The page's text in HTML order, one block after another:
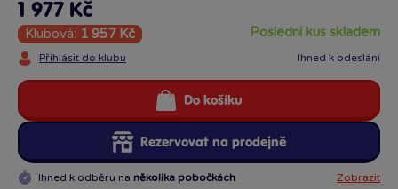
1 977 Kč
Klubová: 1 957 Kč
Přihlásit do klubu
poslední kus skladem
Ihned k odeslání
Rezervovat na prodejně
Do košíku
Ihned k odběru na několika pobočkách Zobrazit